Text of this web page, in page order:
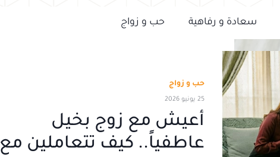
سعادة و رفاهية حب و زواج
حب و زواج
25 يونيو 2026
أعيش مع زوج بخيل
عاطفياً.. كيف تتعاملين مع